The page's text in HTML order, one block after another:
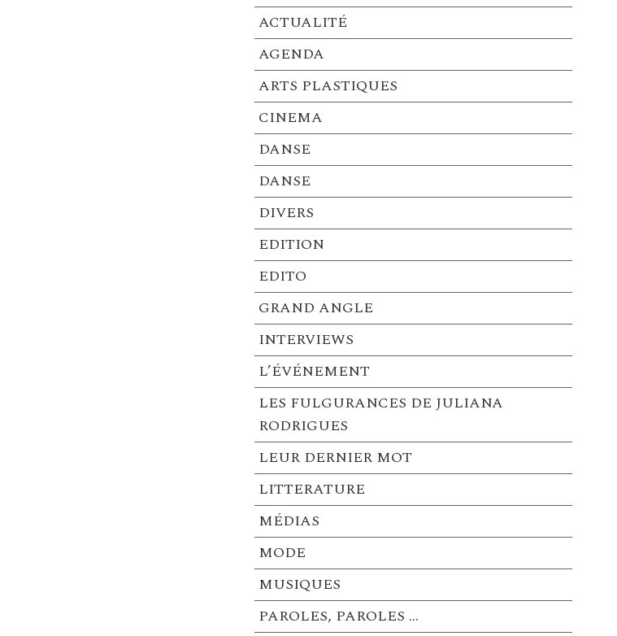
ACTUALITÉ
AGENDA
ARTS PLASTIQUES
CINEMA
DANSE
DANSE
DIVERS
EDITION
EDITO
GRAND ANGLE
INTERVIEWS
L’ÉVÉNEMENT
LES FULGURANCES DE JULIANA
RODRIGUES
LEUR DERNIER MOT
LITTERATURE
MÉDIAS
MODE
MUSIQUES
PAROLES, PAROLES …